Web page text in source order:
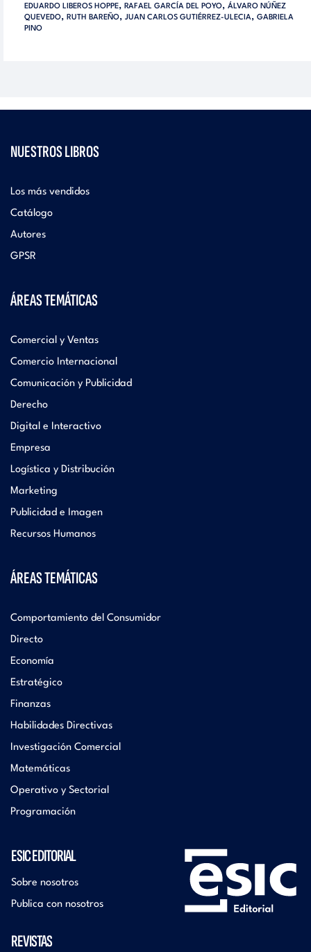
EDUARDO LIBEROS HOPPE, RAFAEL GARCÍA DEL POYO, ÁLVARO NÚÑEZ
QUEVEDO, RUTH BAREÑO, JUAN CARLOS GUTIÉRREZ-ULECIA, GABRIELA
PINO
NUESTROS LIBROS
Los más vendidos
Catálogo
Autores
GPSR
ÁREAS TEMÁTICAS
Comercial y Ventas
Comercio Internacional
Comunicación y Publicidad
Derecho
Digital e Interactivo
Empresa
Logística y Distribución
Marketing
Publicidad e Imagen
Recursos Humanos
ÁREAS TEMÁTICAS
Comportamiento del Consumidor
Directo
Economía
Estratégico
Finanzas
Habilidades Directivas
Investigación Comercial
Matemáticas
Operativo y Sectorial
Programación
ESIC EDITORIAL
Sobre nosotros
Publica con nosotros
REVISTAS